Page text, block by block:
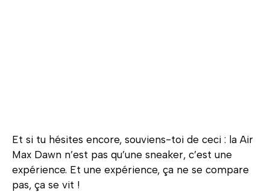
Et si tu hésites encore, souviens-toi de ceci : la Air
Max Dawn n’est pas qu’une sneaker, c’est une
expérience. Et une expérience, ça ne se compare
pas, ça se vit !